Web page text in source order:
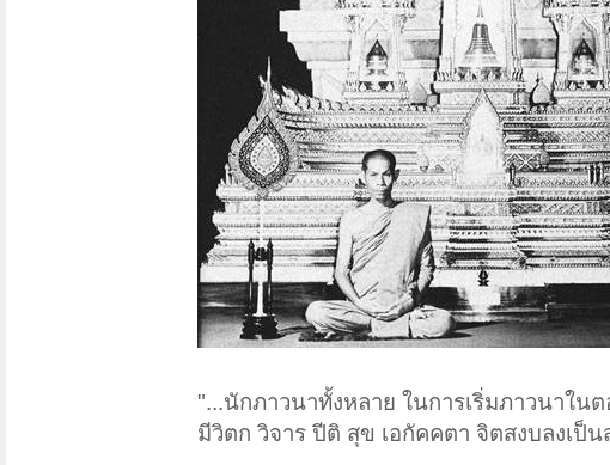
"...นักภาวนาทั้งหลาย ในการเริ่มภาวนาใ
มีวิตก วิจาร ปีติ สุข เอกัคคตา จิตสงบลงเป็